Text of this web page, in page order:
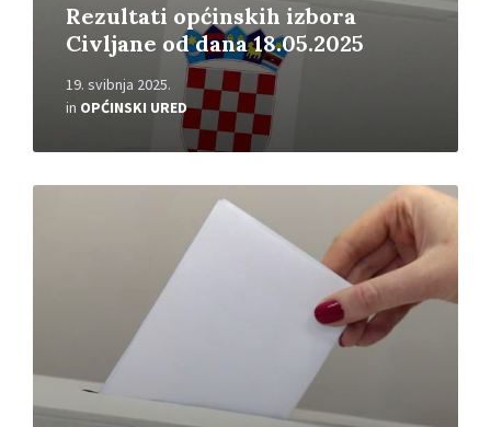
Rezultati općinskih izbora
Civljane od dana 18.05.2025
19. svibnja 2025.
in OPĆINSKI URED
Read